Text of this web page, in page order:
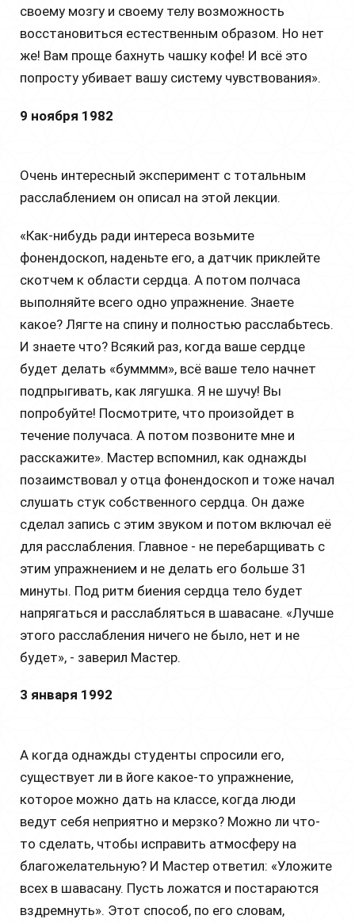
своему мозгу и своему телу возможность
восстановиться естественным образом. Но нет
же! Вам проще бахнуть чашку кофе! И всё это
попросту убивает вашу систему чувствования».
9 ноября 1982
Очень интересный эксперимент с тотальным
расслаблением он описал на этой лекции.
«Как-нибудь ради интереса возьмите
фонендоскоп, наденьте его, а датчик приклейте
скотчем к области сердца. А потом полчаса
выполняйте всего одно упражнение. Знаете
какое? Лягте на спину и полностью расслабьтесь.
И знаете что? Всякий раз, когда ваше сердце
будет делать «бумммм», всё ваше тело начнет
подпрыгивать, как лягушка. Я не шучу! Вы
попробуйте! Посмотрите, что произойдет в
течение получаса. А потом позвоните мне и
расскажите». Мастер вспомнил, как однажды
позаимствовал у отца фонендоскоп и тоже начал
слушать стук собственного сердца. Он даже
сделал запись с этим звуком и потом включал её
для расслабления. Главное - не перебарщивать с
этим упражнением и не делать его больше 31
минуты. Под ритм биения сердца тело будет
напрягаться и расслабляться в шавасане. «Лучше
этого расслабления ничего не было, нет и не
будет», - заверил Мастер.
3 января 1992
А когда однажды студенты спросили его,
существует ли в йоге какое-то упражнение,
которое можно дать на классе, когда люди
ведут себя неприятно и мерзко? Можно ли что-
то сделать, чтобы исправить атмосферу на
благожелательную? И Мастер ответил: «Уложите
всех в шавасану. Пусть ложатся и постараются
вздремнуть». Этот способ, по его словам,